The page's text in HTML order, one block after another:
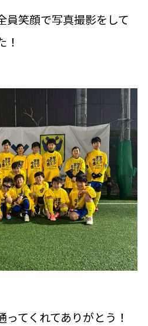
員笑顔で写真撮影をして
！
てくれてありがとう！